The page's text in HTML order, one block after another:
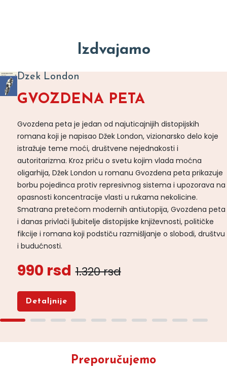
Izdvajamo
Dzek London
GVOZDENA PETA
Gvozdena peta je jedan od najuticajnijih distopijskih
romana koji je napisao Džek London, vizionarsko delo koje
istražuje teme moći, društvene nejednakosti i
autoritarizma. Kroz priču o svetu kojim vlada moćna
oligarhija, Džek London u romanu Gvozdena peta prikazuje
borbu pojedinca protiv represivnog sistema i upozorava na
opasnosti koncentracije vlasti u rukama nekolicine.
Smatrana pretečom modernih antiutopija, Gvozdena peta
i danas privlači ljubitelje distopijske književnosti, političke
fikcije i romana koji podstiču razmišljanje o slobodi, društvu
i budućnosti.
990 rsd 1.320 rsd
Detaljnije
Preporučujemo